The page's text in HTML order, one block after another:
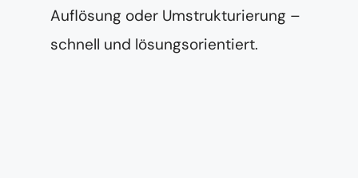
Auflösung oder Umstrukturierung –
schnell und lösungsorientiert.